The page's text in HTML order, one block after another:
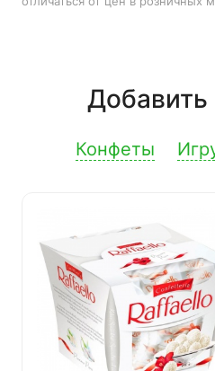
Добавить
Конфеты